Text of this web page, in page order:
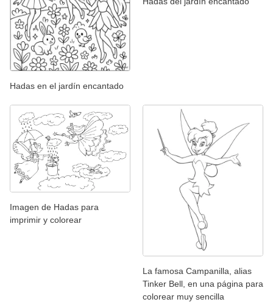
Hadas en el jardín encantado
Imagen de Hadas para
imprimir y colorear
La famosa Campanilla, alias
Tinker Bell, en una página para
colorear muy sencilla